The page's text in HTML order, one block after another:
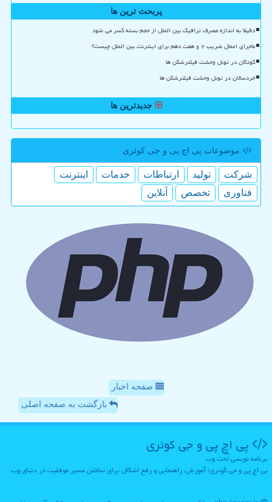
پربحث ترین ها
دقیقا به اندازه مصرف ترافیک بین الملل از حجم بسته کسر می شود
ماجرای اعمال ضریب ۲ و هفت دهم برای اینترنت بین الملل چیست؟
کودکان در تونل وحشت فیلترشکن ها
خردسالان در تونل وحشت فیلترشکن ها
جدیدترین ها
موضوعات پی اچ پی و جی كوئری
شركت تولید ارتباطات خدمات
اینترنت
فناوری
تخصص آنلاین
صفحه اخبار
بازگشت به صفحه اصلی
پی اچ پی و جی كوئری
برنامه نویسی تحت وب
پی اچ پی و جی کوئری؛ آموزش، راهنمایی و رفع اشکال برای ساختن مسیر موفقیت در دنیای وب